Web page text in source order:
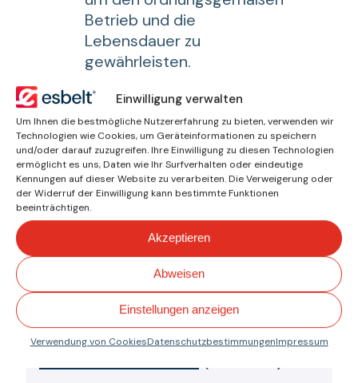
Einwilligung verwalten
Um Ihnen die bestmögliche Nutzererfahrung zu bieten, verwenden wir
Technologien wie Cookies, um Geräteinformationen zu speichern
und/oder darauf zuzugreifen. Ihre Einwilligung zu diesen Technologien
ermöglicht es uns, Daten wie Ihr Surfverhalten oder eindeutige
Kennungen auf dieser Website zu verarbeiten. Die Verweigerung oder
der Widerruf der Einwilligung kann bestimmte Funktionen
beeinträchtigen.
Akzeptieren
Abweisen
Einstellungen anzeigen
Verwendung von CookiesDatenschutzbestimmungenImpressum
Betrieb und die
Lebensdauer zu
gewährleisten.
Downloads
Broschüre Bänder für Bäckerei und
Konditorei(PDF EN )
Bänder, geeignet für
Messerkantenanwendungen, beständig
gegen tierische und pflanzliche Öle und
Fette. Leicht zu reinigen, lebensmittelecht
gemäß FDA und EU 10/2011.
Broschüre TPU-Bänder für die